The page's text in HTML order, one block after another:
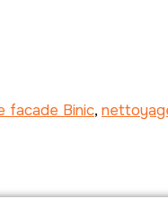
facade Binic,